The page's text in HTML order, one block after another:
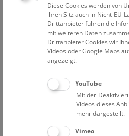
Diese Cookies werden von
ihren Sitz auch in Nicht-EU-
Drittanbieter führen die
mit weiteren Daten
Drittanbieter Cookies wir
Videos oder Google Maps
angezeigt.
YouTube
Mit der
Videos dieses
mehr dargestellt.
Vimeo